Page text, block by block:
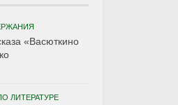
«Васюткино
ЛИТЕРАТУРЕ